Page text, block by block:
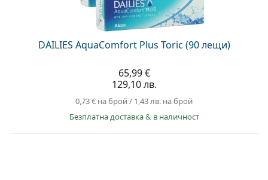
DAILIES AquaComfort Plus Toric (90 лещи)
65,99 €
129,10 лв.
0,73 € на брой/ 1,43 лв. на брой
Безплатна доставка& в наличност